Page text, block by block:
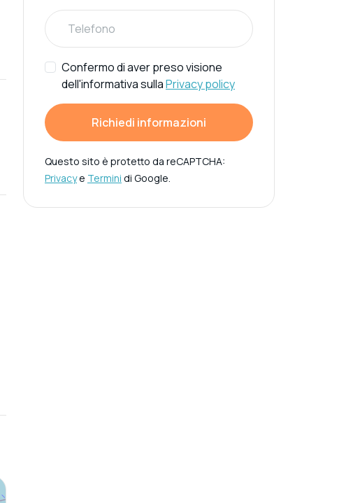
Confermo di aver preso visione
dell'informativa sullaPrivacy policy
Richiedi informazioni
Questo sito è protetto da reCAPTCHA:
Privacye Termini di Google.